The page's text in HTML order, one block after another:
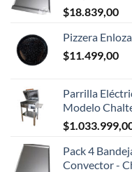
$18.839,00
Pizzera
$11.499,00
Parrilla
Modelo
$
Pack 4
Convector -